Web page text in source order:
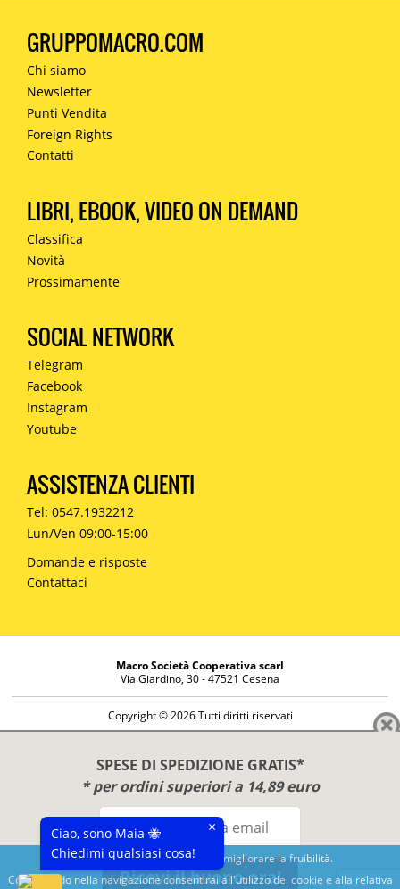
Questo sito utilizza cookies per migliorare la fruibilità.
Continuando nella navigazione consentirai all'utilizzo dei cookie e alla relativa
SPESE DI SPEDIZIONE GRATIS*
* per ordini superiori a 14,89 euro
Ricevi il buono ora!
GRUPPOMACRO.COM
Chi siamo
Newsletter
Punti Vendita
Foreign Rights
Contatti
LIBRI, EBOOK, VIDEO ON DEMAND
Classifica
Novità
Prossimamente
SOCIAL NETWORK
Telegram
Facebook
Instagram
Youtube
ASSISTENZA CLIENTI
Tel: 0547.1932212
Lun/Ven 09:00-15:00
Domande e risposte
Contattaci
Macro Società Cooperativa scarl
Via Giardino, 30 - 47521 Cesena
Copyright © 2026 Tutti diritti riservati
Diritto di reso
Disclaimer
Privacy Policy
Benessere e conoscenza dal 1987
Ciao, sono Maia 🐝
Chiedimi qualsiasi cosa!
×